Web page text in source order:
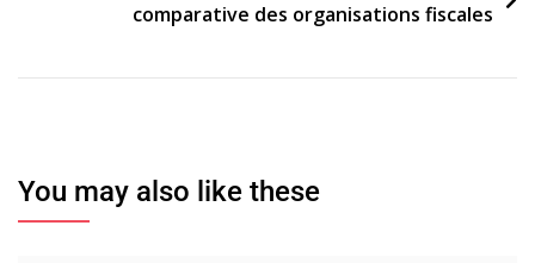
comparative des organisations fiscales
You may also like these